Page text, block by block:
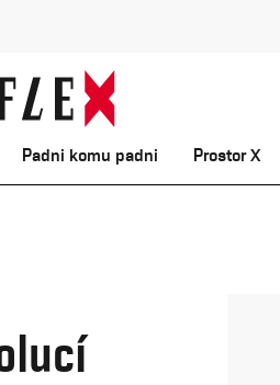
Padni komu padni Prostor X